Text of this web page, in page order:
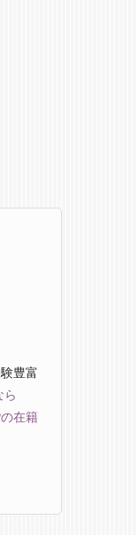
豊富
ら
在籍